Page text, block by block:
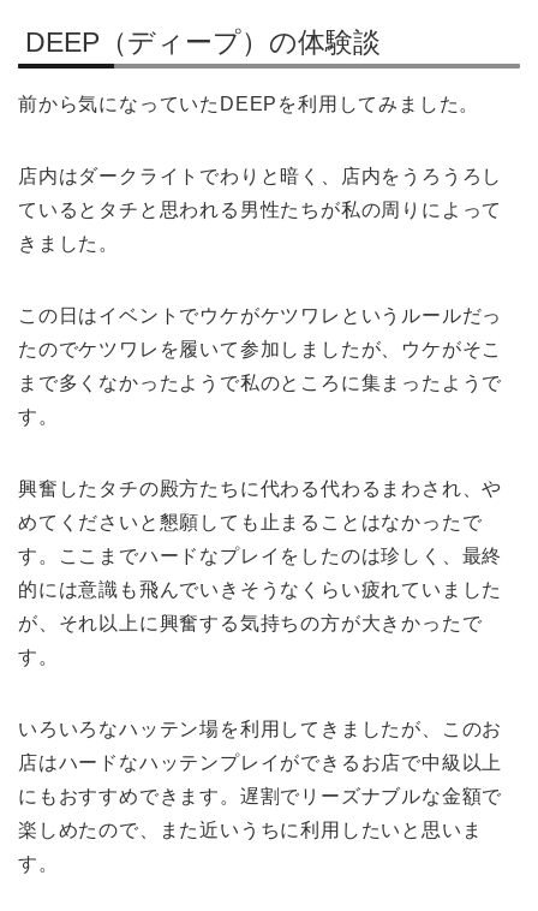
DEEP（ディープ）の体験談
前から気になっていたDEEPを利用してみました。
店内はダークライトでわりと暗く、店内をうろうろし
ているとタチと思われる男性たちが私の周りによって
きました。
この日はイベントでウケがケツワレというルールだっ
たのでケツワレを履いて参加しましたが、ウケがそこ
まで多くなかったようで私のところに集まったようで
す。
興奮したタチの殿方たちに代わる代わるまわされ、や
めてくださいと懇願しても止まることはなかったで
す。ここまでハードなプレイをしたのは珍しく、最終
的には意識も飛んでいきそうなくらい疲れていました
が、それ以上に興奮する気持ちの方が大きかったで
す。
いろいろなハッテン場を利用してきましたが、このお
店はハードなハッテンプレイができるお店で中級以上
にもおすすめできます。遅割でリーズナブルな金額で
楽しめたので、また近いうちに利用したいと思いま
す。